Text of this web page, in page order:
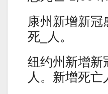
康州新增新冠
死_人。
纽约州新增新
人。新增死亡